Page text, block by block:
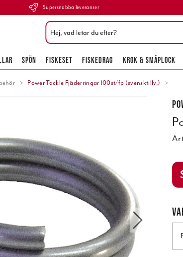
Supersnabba leveranser
SPÖN FISKESET FISKEDRAG KROK & SMÅPLOCK
Power Tackle Fjäderringar 100st/fp (svensktillv.)